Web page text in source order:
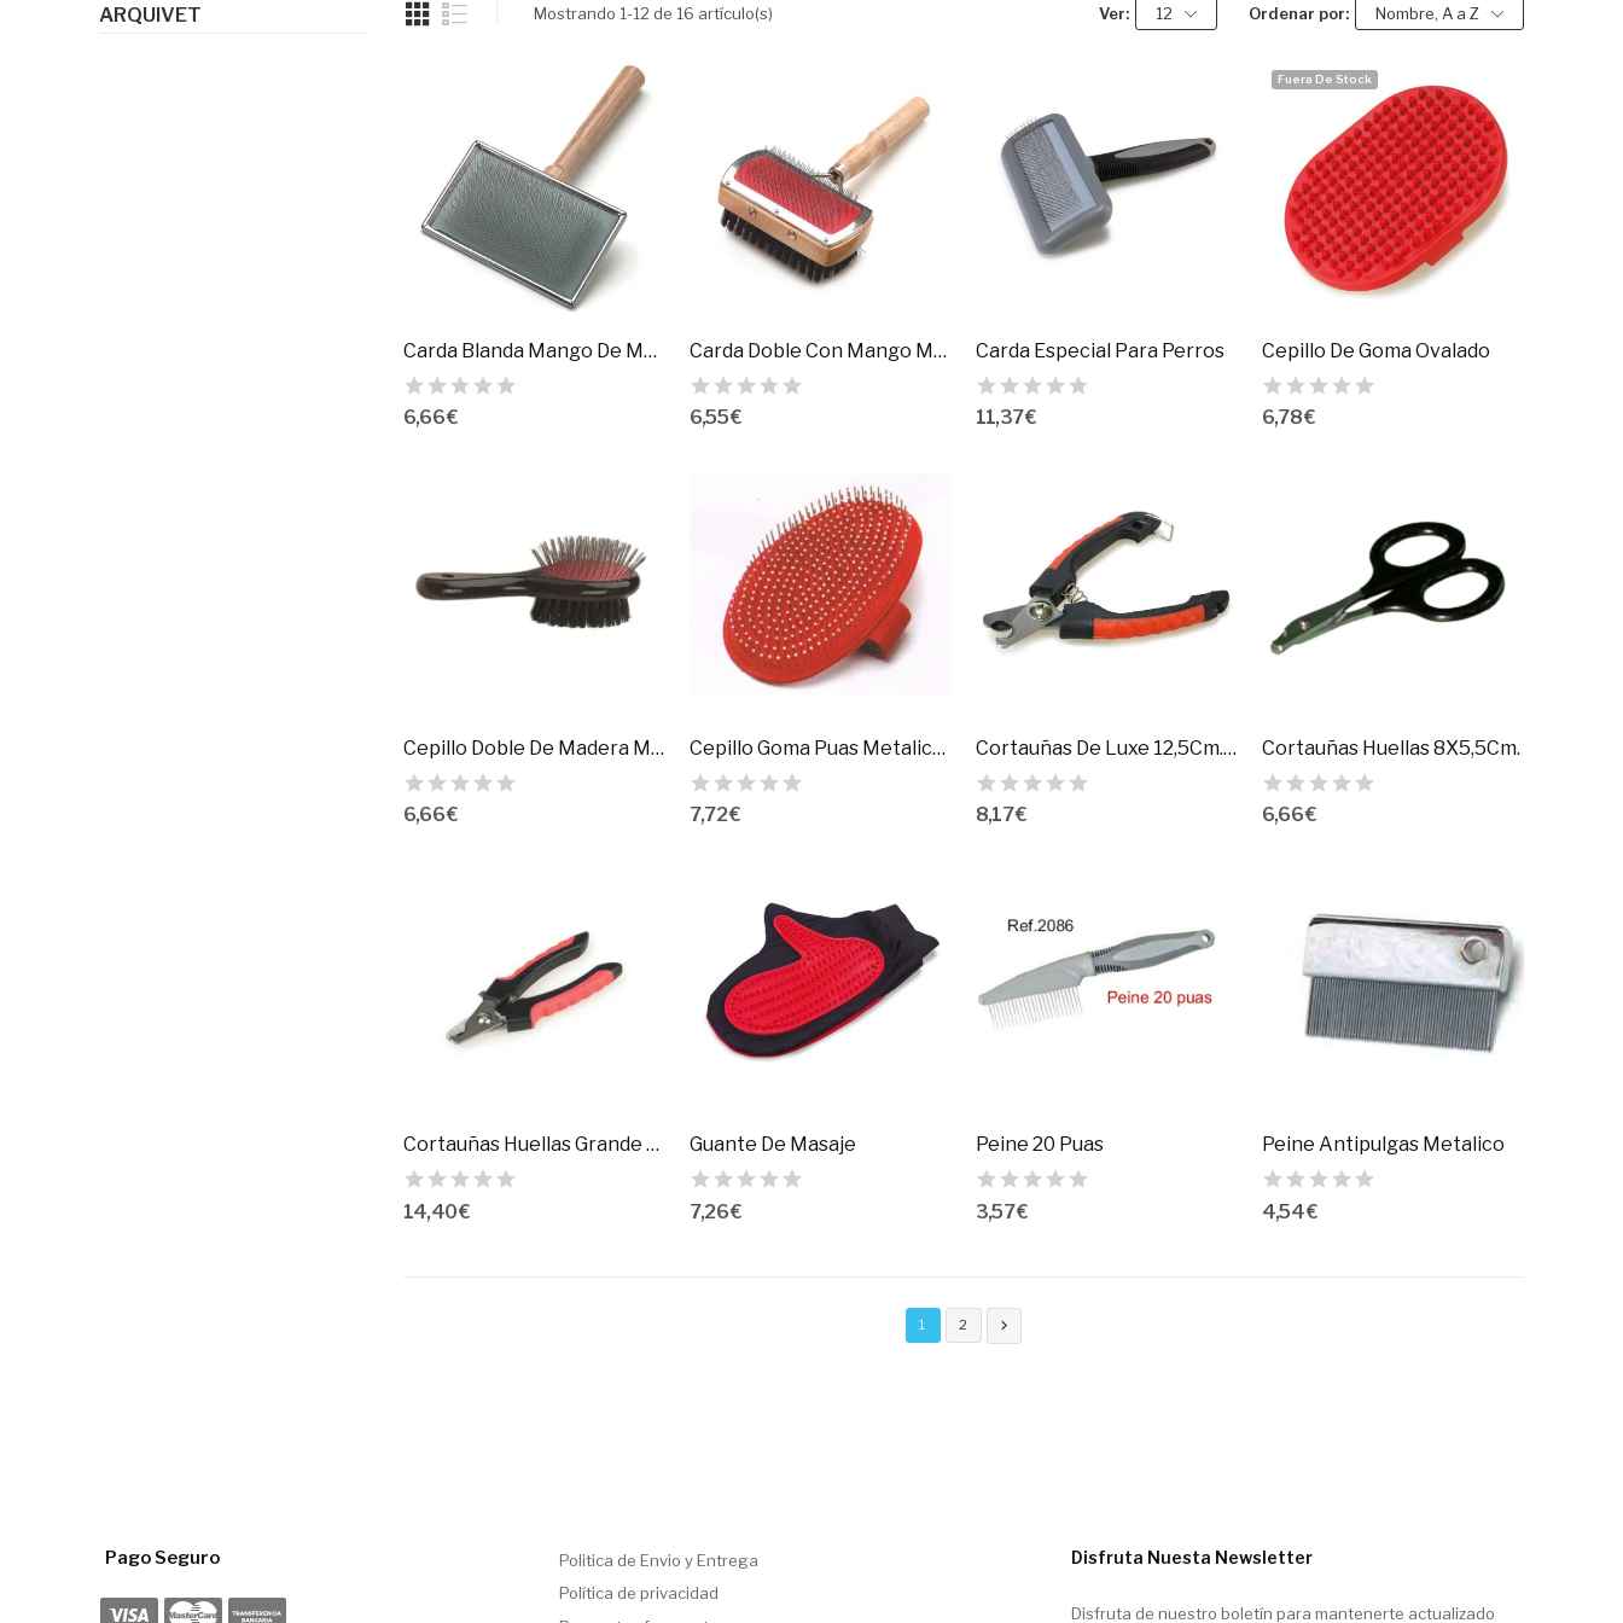
ARQUIVET Mostrando 1-12 de 16 artículo(s) Ver: 12 Ordenar por: Nombre, A a Z
Carda Blanda Mango De Madera
6,66 €
Carda Doble Con Mango Madera. Arquivet
6,55 €
Carda Especial Para Perros
11,37 €
Fuera De Stock
Cepillo De Goma Ovalado
6,78 €
Cepillo Doble De Madera Mediano
6,66 €
Cepillo Goma Puas Metalicas Arquivet
7,72 €
Cortauñas De Luxe 12,5Cm.Arquivet
8,17 €
Cortauñas Huellas 8X5,5Cm.
6,66 €
Cortauñas Huellas Grande 16,5X5,5X5Cm.
14,40 €
Guante De Masaje
7,26 €
Peine 20 Puas
3,57 €
Peine Antipulgas Metalico
4,54 €
1 2 
Pago Seguro
Politica de Envio y Entrega
Política de privacidad
Disfruta Nuesta Newsletter
Disfruta de nuestro boletín para mantenerte actualizado